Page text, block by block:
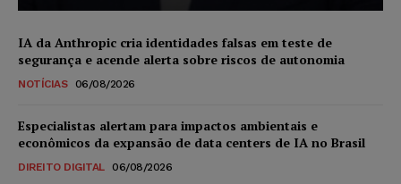
IA da Anthropic cria identidades falsas em teste de
segurança e acende alerta sobre riscos de autonomia
NOTÍCIAS 06/08/2026
Especialistas alertam para impactos ambientais e
econômicos da expansão de data centers de IA no Brasil
DIREITO DIGITAL 06/08/2026